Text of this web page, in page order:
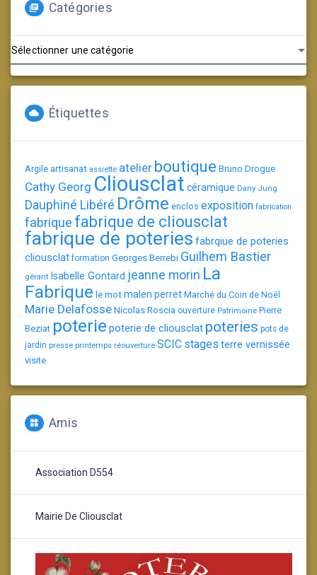
Catégories
Étiquettes
Argile artisanat assiette atelier boutique Bruno Drogue
Cathy Georg Cliousclat céramique Dany Jung
Dauphiné Libéré Drôme enclos exposition fabrication
fabrique fabrique de cliousclat
fabrique de poteries fabrqiue de poteries
cliousclat formation Georges Berrebi Guilhem Bastier
gérant Isabelle Gontard jeanne morin La
Fabrique le motmalen perret Marché du Coin de Noël
Marie DelafosseNicolas Roscia ouverture Patrimoine Pierre
Beziat poterie poterie de cliousclat poteries pots de
jardin presse printemps réouverture SCIC stages terre vernissée
visite
Amis
Association D554
Mairie De Cliousclat